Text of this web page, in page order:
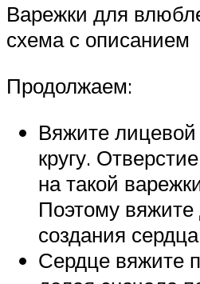
Варежки для
схема с описанием
Продолжаем:
Вяжите
кругу.
на такой
Поэтому вяжите
создания
Сердце вяжите